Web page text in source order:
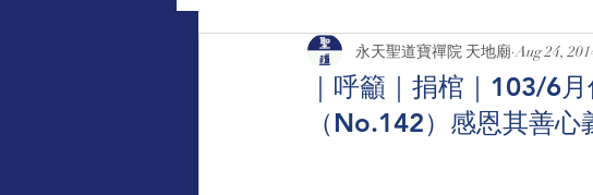
我方捐款｜個人個案 捐棺一口/大德名
助印佛經手抄本 點燈/供養蠟燭 玄
｜呼籲｜捐棺｜103/6
（No.142）感恩其善
永天聖道寶禪院 天地廟 Aug 24,